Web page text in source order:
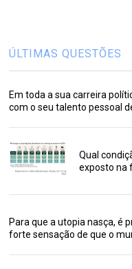
ÚLTIMAS QUESTÕES
Em toda a sua carreira
com o seu talento pessoal
Qual
exposto na
Para que a utopia nasça, é
forte sensação de que o